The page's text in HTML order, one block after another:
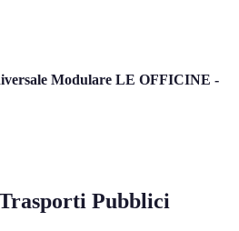
Modulare LE OFFICINE -
Pubblici